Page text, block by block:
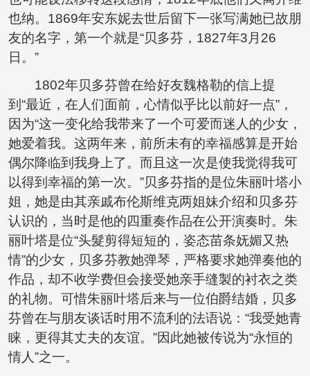
也纳。1869年安东妮去世后留下一张写满她已故朋
友的名字，第一个就是“贝多芬，1827年3月26
日。”
1802年贝多芬曾在给好友魏格勒的信上提
到“最近，在人们面前，心情似乎比以前好一点”，
因为“这一变化给我带来了一个可爱而迷人的少女，
她爱着我。这两年来，前所未有的幸福感算是开始
偶尔降临到我身上了。而且这一次是使我觉得我可
以得到幸福的第一次。”贝多芬指的是位朱丽叶塔小
姐，她是由其亲戚布伦斯维克两姐妹介绍和贝多芬
认识的，当时是他的四重奏作品在公开演奏时。朱
丽叶塔是位“头髮剪得短短的，姿态苗条妩媚又热
情”的少女，贝多芬教她弹琴，严格要求她弹奏他的
作品，却不收学费但会接受她亲手缝製的衬衣之类
的礼物。可惜朱丽叶塔后来与一位伯爵结婚，贝多
芬曾在与朋友谈话时用不流利的法语说：“我受她青
睐，更得其丈夫的友谊。”因此她被传说为“永恒的
情人”之一。